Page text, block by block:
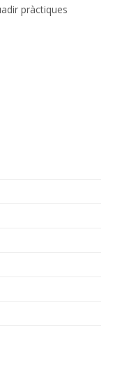
pràctiques